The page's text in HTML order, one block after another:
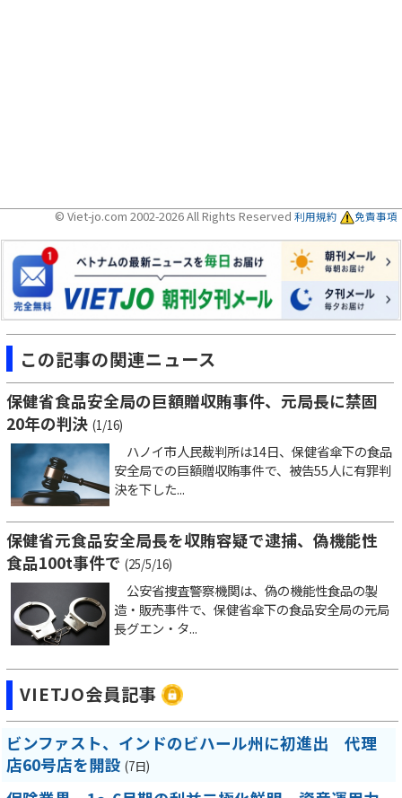
© Viet-jo.com 2002-2026 All Rights Reserved 利用規約 免責事項
この記事の関連ニュース
保健省食品安全局の巨額贈収賄事件、元局長に禁固
20年の判決 (1/16)
ハノイ市人民裁判所は14日、保健省傘下の食品
安全局での巨額贈収賄事件で、被告55人に有罪判
決を下した...
保健省元食品安全局長を収賄容疑で逮捕、偽機能性
食品100t事件で (25/5/16)
公安省捜査警察機関は、偽の機能性食品の製
造・販売事件で、保健省傘下の食品安全局の元局
長グエン・タ...
VIETJO会員記事
ビンファスト、インドのビハール州に初進出 代理
店60号店を開設 (7日)